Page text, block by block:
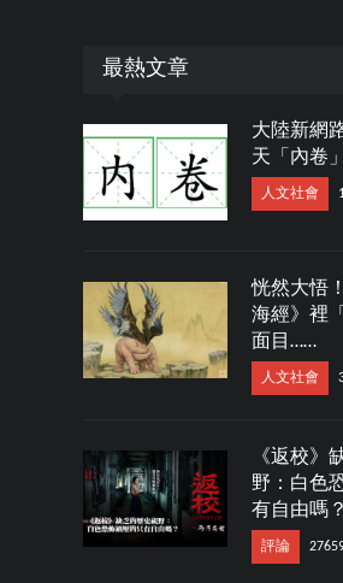
最熱文章
大陸新網
天「內卷
人文社會
恍然大悟
海經》裡
面目……
人文社會
《返校》
野：白色
有自由嗎？
評論